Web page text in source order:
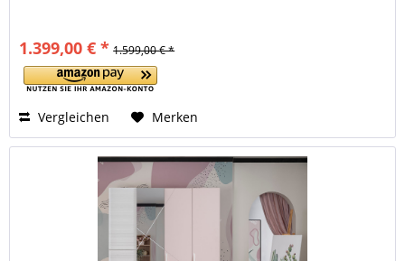
1.399,00 € * 1.599,00 € *
Vergleichen Merken